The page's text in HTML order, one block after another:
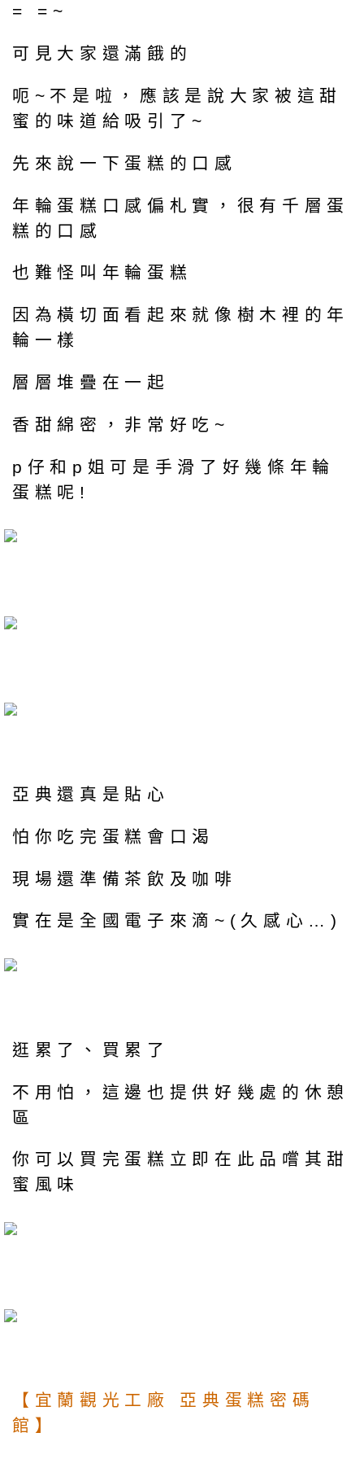
= =~
可見大家還滿餓的
呃~不是啦，應該是說大家被這甜
蜜的味道給吸引了~
先來說一下蛋糕的口感
年輪蛋糕口感偏札實，很有千層蛋
糕的口感
也難怪叫年輪蛋糕
因為橫切面看起來就像樹木裡的年
輪一樣
層層堆疊在一起
香甜綿密，非常好吃~
p仔和p姐可是手滑了好幾條年輪
蛋糕呢!
亞典還真是貼心
怕你吃完蛋糕會口渴
現場還準備茶飲及咖啡
實在是全國電子來滴~(久感心…)
逛累了、買累了
不用怕，這邊也提供好幾處的休憩
區
你可以買完蛋糕立即在此品嚐其甜
蜜風味
【宜蘭觀光工廠 亞典蛋糕密碼
館】